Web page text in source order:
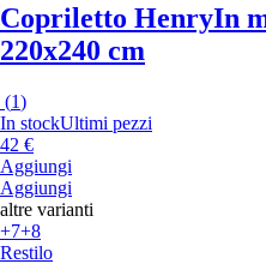
Copriletto HenryIn
220x240 cm
(1)
In stockUltimi pezzi
42 €
Aggiungi
Aggiungi
altre varianti
+7+8
Restilo